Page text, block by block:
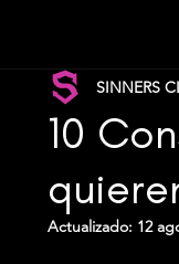
10
SINNERS
Actualizado: 12